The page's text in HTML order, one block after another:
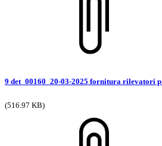
9 det_00160_20-03-2025 fornitura rilevatori
(516.97 KB)